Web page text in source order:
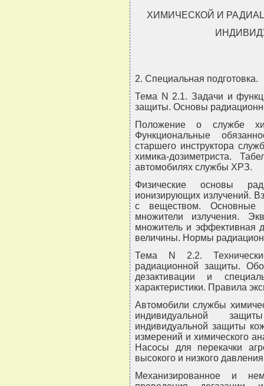
ХИМИЧЕСКОЙ И
2. Специальная подготовка.
Тема N 2.1. Задачи и
защиты. Основы
Положение о службе
Функциональные
старшего инструктора
химика-дозиметриста.
автомобилях службы ХРЗ.
Физические основы
ионизирующих излучений.
с веществом. Основные
множители излучения.
множитель и эффективная
величины. Нормы
Тема N 2.2.
радиационной защиты.
дезактивации и
характеристики. Правила
Автомобили службы
индивидуальной
индивидуальной защиты
измерений и химического
Насосы для перекачки
высокого и низкого
Механизированное и